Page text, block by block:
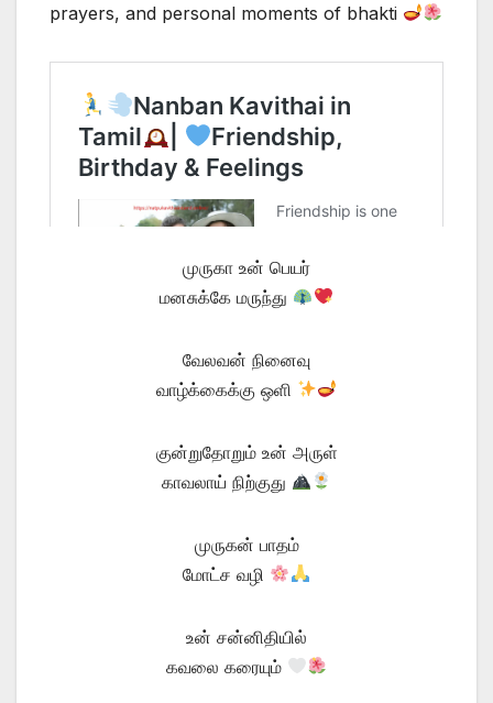
prayers, and personal moments of bhakti
முருகா உன் பெயர்
மனசுக்கே மருந்து
வேலவன் நினைவு
வாழ்க்கைக்கு ஒளி
குன்றுதோறும் உன் அருள்
காவலாய் நிற்குது
முருகன் பாதம்
மோட்ச வழி
உன் சன்னிதியில்
கவலை கரையும்